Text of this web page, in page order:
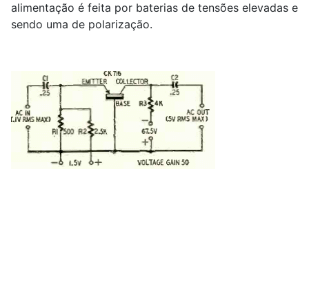
alimentação é feita por baterias de tensões elevadas e
sendo uma de polarização.